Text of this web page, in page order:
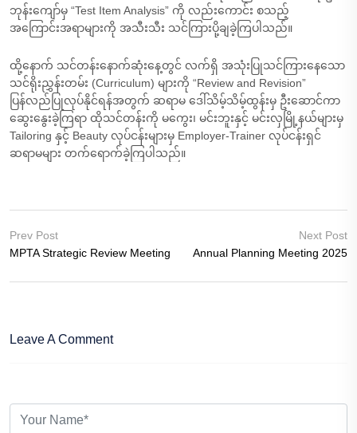
ဘုန်းကျော်မှ “Test Item Analysis” ကို လည်းကောင်း စသည့်
အကြောင်းအရာများကို အသီးသီး သင်ကြားပို့ချခဲ့ကြပါသည်။
ထို့နောက် သင်တန်းနောက်ဆုံးနေ့တွင် လက်ရှိ အသုံးပြုသင်ကြား​နေသော
သင်ရိုးညွှန်းတမ်း (Curriculum) များကို “Review and Revision”
ပြန်လည်ပြုလုပ်နိုင်ရန်အတွက် ဆရာမ ဒေါ်သိမ့်သိမ့်ထွန်းမှ ဦးဆောင်ကာ
ဆွေးနွေးခဲ့ကြရာ ထိုသင်တန်းကို မကွေး၊ မင်းဘူးနှင့် မင်းလှမြို့နယ်များမှ
Tailoring နှင့် Beauty လုပ်ငန်းများမှ Employer-Trainer လုပ်ငန်းရှင်
ဆရာမများ တက်ရောက်ခဲ့ကြပါသည်။
Prev Post
MPTA Strategic Review Meeting
Next Post
Annual Planning Meeting 2025
Leave A Comment